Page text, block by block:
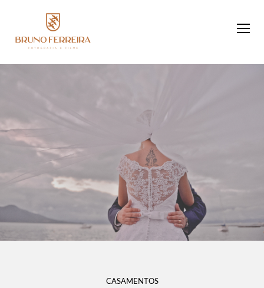
CASAMENTOS